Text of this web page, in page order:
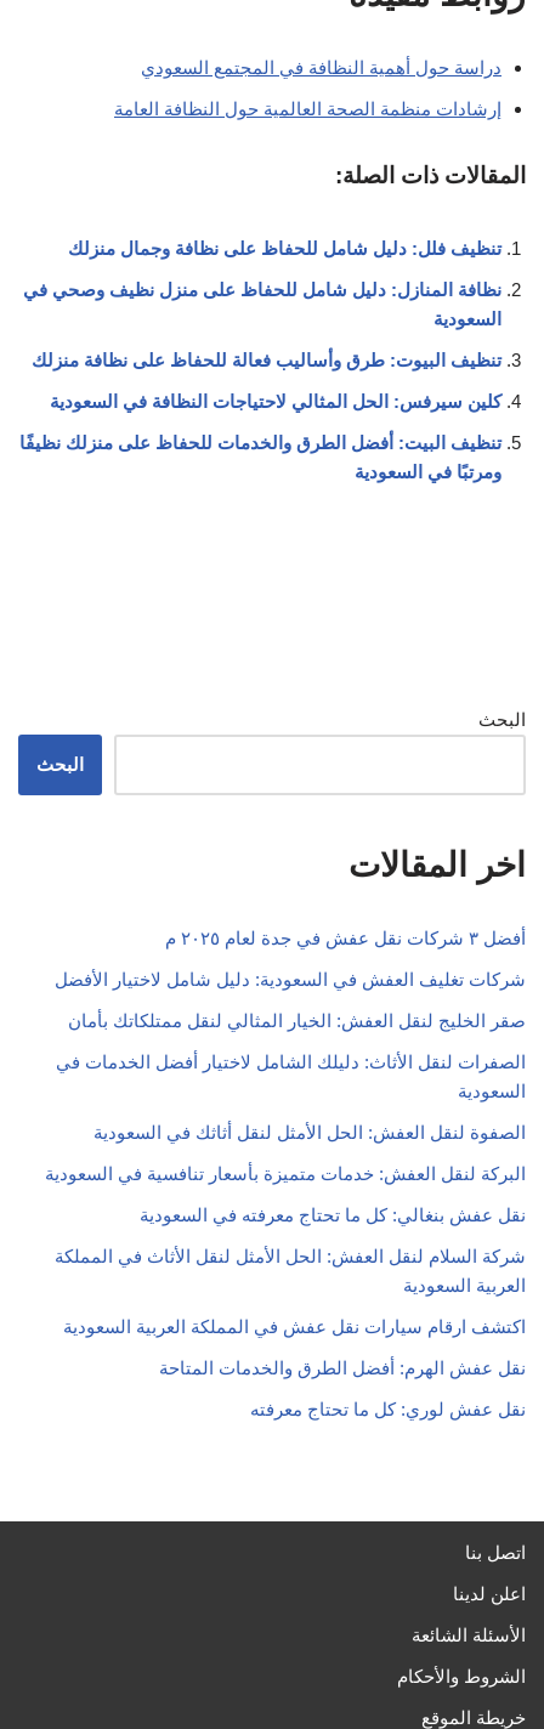
دراسة حول أهمية النظافة في المجتمع السعودي
إرشادات منظمة الصحة العالمية حول النظافة العامة
المقالات ذات الصلة:
تنظيف فلل: دليل شامل للحفاظ على نظافة وجمال منزلك
نظافة المنازل: دليل شامل للحفاظ على منزل نظيف وصحي في
السعودية
تنظيف البيوت: طرق وأساليب فعالة للحفاظ على نظافة منزلك
كلين سيرفس: الحل المثالي لاحتياجات النظافة في السعودية
تنظيف البيت: أفضل الطرق والخدمات للحفاظ على منزلك نظيفًا
ومرتبًا في السعودية
البحث
البحث
اخر المقالات
أفضل ٣ شركات نقل عفش في جدة لعام ٢٠٢٥ م
شركات تغليف العفش في السعودية: دليل شامل لاختيار الأفضل
صقر الخليج لنقل العفش: الخيار المثالي لنقل ممتلكاتك بأمان
الصفرات لنقل الأثاث: دليلك الشامل لاختيار أفضل الخدمات في
السعودية
الصفوة لنقل العفش: الحل الأمثل لنقل أثاثك في السعودية
البركة لنقل العفش: خدمات متميزة بأسعار تنافسية في السعودية
نقل عفش بنغالي: كل ما تحتاج معرفته في السعودية
شركة السلام لنقل العفش: الحل الأمثل لنقل الأثاث في المملكة
العربية السعودية
اكتشف ارقام سيارات نقل عفش في المملكة العربية السعودية
نقل عفش الهرم: أفضل الطرق والخدمات المتاحة
نقل عفش لوري: كل ما تحتاج معرفته
اتصل بنا
اعلن لدينا
الأسئلة الشائعة
الشروط والأحكام
خريطة الموقع